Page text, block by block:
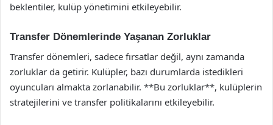
beklentiler, kulüp yönetimini etkileyebilir.
Transfer Dönemlerinde Yaşanan Zorluklar
Transfer dönemleri, sadece fırsatlar değil, aynı zamanda
zorluklar da getirir. Kulüpler, bazı durumlarda istedikleri
oyuncuları almakta zorlanabilir. **Bu zorluklar**, kulüplerin
stratejilerini ve transfer politikalarını etkileyebilir.